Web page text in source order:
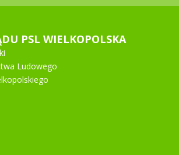
PSL WIELKOPOLSKA
Ludowego